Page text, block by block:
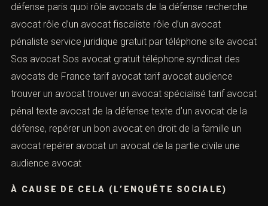
défense paris quoi rôle avocats de la défense recherche
avocat rôle d’un avocat fiscaliste rôle d’un avocat
pénaliste service juridique gratuit par téléphone site avocat
Sos avocat Sos avocat gratuit téléphone syndicat des
avocats de France tarif avocat tarif avocat audience
trouver un avocat trouver un avocat spécialisé tarif avocat
pénal texte avocat de la défense texte d’un avocat de la
défense, repérer un bon avocat en droit de la famille un
avocat repérer avocat un avocat de la partie civile une
audience avocat
À CAUSE DE CELA (L’ENQUÊTE SOCIALE)